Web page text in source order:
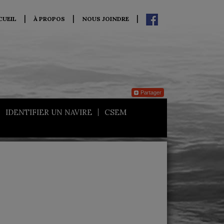
À PROPOS NOUS JOINDRE
Partager
IDENTIFIER UN NAVIRE CSEM